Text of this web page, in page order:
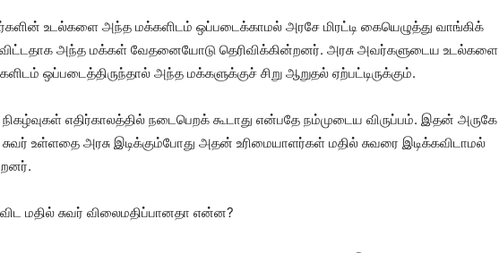
உடல்களை அந்த மக்களிடம் ஒப்படைக்காமல் அரசே மிரட்டி கையெழுத்து வாங்கிக்
அந்த மக்கள் வேதனையோடு தெரிவிக்கின்றனர். அரசு அவர்களுடைய உடல்களை
ஒப்படைத்திருந்தால் அந்த மக்களுக்குச் சிறு ஆறுதல் ஏற்பட்டிருக்கும்.
எதிர்காலத்தில் நடைபெறக் கூடாது என்பதே நம்முடைய விருப்பம். இதன் அருகே
உள்ளதை அரசு இடிக்கும்போது அதன் உரிமையாளர்கள் மதில் சுவரை இடிக்கவிடாமல்
மதில் சுவர் விலைமதிப்பானதா என்ன?